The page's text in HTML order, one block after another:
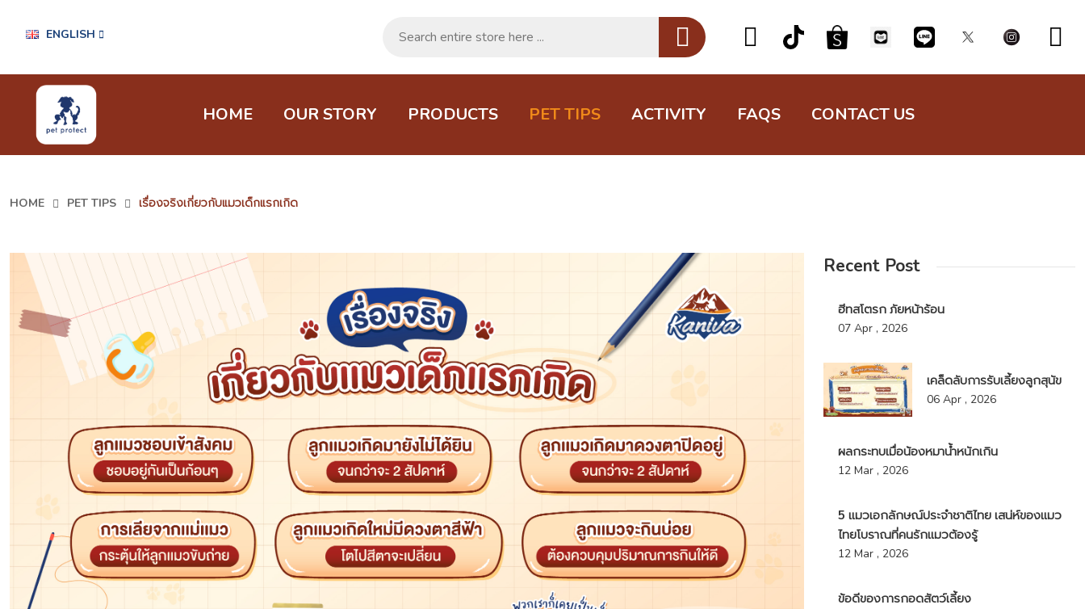
ENGLISH
HOME OUR STORY PRODUCTS PET TIPS ACTIVITY FAQS CONTACT US
HOME PET TIPS เรื่องจริงเกี่ยวกับแมวเด็กแรกเกิด
Recent Post
ฮีทสโตรก ภัยหน้าร้อน
07 Apr , 2026
เคล็ดลับการรับเลี้ยงลูกสุนัข
06 Apr , 2026
ผลกระทบเมื่อน้องหมาน้ำหนักเกิน
12 Mar , 2026
5 แมวเอกลักษณ์ประจำชาติไทย เสน่ห์ของแมว
ไทยโบราณที่คนรักแมวต้องรู้
12 Mar , 2026
ข้อดีของการกอดสัตว์เลี้ยง